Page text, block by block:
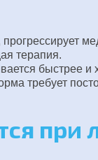
терапия.
быстрее и
требует
при